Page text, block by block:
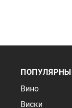
Вино
Виски